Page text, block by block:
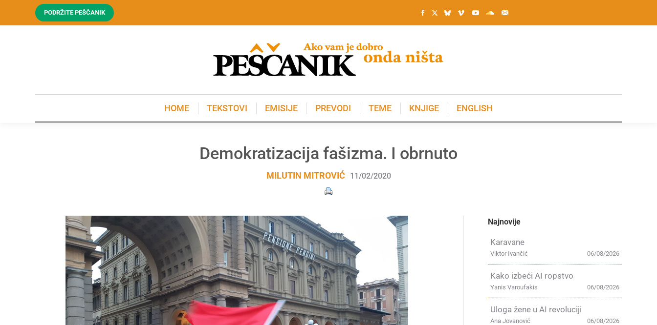
PODRŽITE PEŠČANIK
HOME TEKSTOVI EMISIJE PREVODI TEME KNJIGE ENGLISH
Demokratizacija fašizma. I obrnuto
MILUTIN MITROVIĆ 11/02/2020
Najnovije
Karavane
06/08/2026
Viktor Ivančić
Kako izbeći AI ropstvo
06/08/2026
Yanis Varoufakis
Uloga žene u AI revoluciji
06/08/2026
Ana Jovanović
KNJIGE ENGLISH